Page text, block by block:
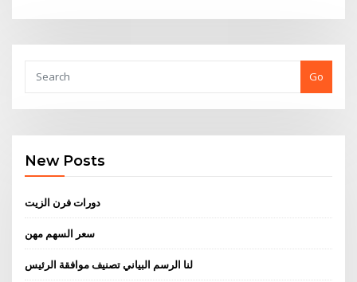
Go
New Posts
دورات فرن الزيت
سعر السهم مهن
لنا الرسم البياني تصنيف موافقة الرئيس